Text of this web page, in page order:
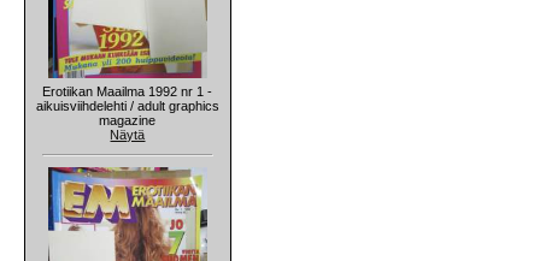
Erotiikan Maailma 1992 nr 1 -
aikuisviihdelehti / adult graphics
magazine
Näytä